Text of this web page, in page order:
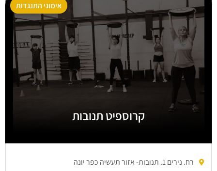
אימוני התנגדות
קרוספיט תנובות
רח. נירים 1. תנובות- אזור תעשיה כפר יונה